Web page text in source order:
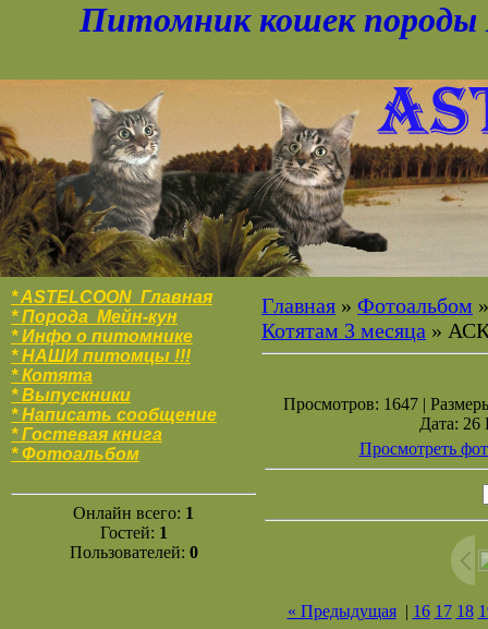
Питомник кошек породы
* ASTELCOON Главная
* Порода Мейн-кун
* Инфо о питомнике
* НАШИ питомцы !!!
* Котята
* Выпускники
* Написать сообщение
* Гостевая книга
* Фотоальбом
Онлайн всего: 1
Гостей: 1
Пользователей: 0
Главная » Фотоальбом
Котятам 3 месяца »
Просмотров: 1647 |
Дата:
Просмотреть
« Предыдущая| 16 17 18